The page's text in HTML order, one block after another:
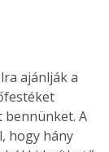
bennünket. A
hogy hány